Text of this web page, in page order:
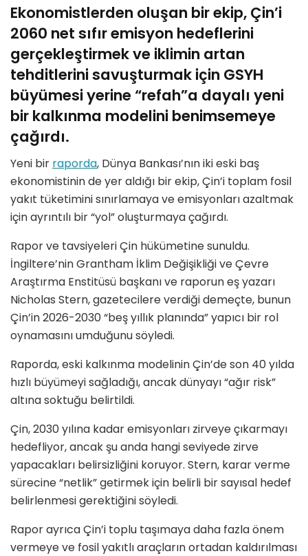
Ekonomistlerden oluşan bir ekip, Çin’i
2060 net sıfır emisyon hedeflerini
gerçekleştirmek ve iklimin artan
tehditlerini savuşturmak için GSYH
büyümesi yerine “refah”a dayalı yeni
bir kalkınma modelini benimsemeye
çağırdı.
Yeni bir raporda, Dünya Bankası’nın iki eski baş
ekonomistinin de yer aldığı bir ekip, Çin’i toplam fosil
yakıt tüketimini sınırlamaya ve emisyonları azaltmak
için ayrıntılı bir “yol” oluşturmaya çağırdı.
Rapor ve tavsiyeleri Çin hükümetine sunuldu.
İngiltere’nin Grantham İklim Değişikliği ve Çevre
Araştırma Enstitüsü başkanı ve raporun eş yazarı
Nicholas Stern, gazetecilere verdiği demeçte, bunun
Çin’in 2026-2030 “beş yıllık planında” yapıcı bir rol
oynamasını umduğunu söyledi.
Raporda, eski kalkınma modelinin Çin’de son 40 yılda
hızlı büyümeyi sağladığı, ancak dünyayı “ağır risk”
altına soktuğu belirtildi.
Çin, 2030 yılına kadar emisyonları zirveye çıkarmayı
hedefliyor, ancak şu anda hangi seviyede zirve
yapacakları belirsizliğini koruyor. Stern, karar verme
sürecine “netlik” getirmek için belirli bir sayısal hedef
belirlenmesi gerektiğini söyledi.
Rapor ayrıca Çin’i toplu taşımaya daha fazla önem
vermeye ve fosil yakıtlı araçların ortadan kaldırılması